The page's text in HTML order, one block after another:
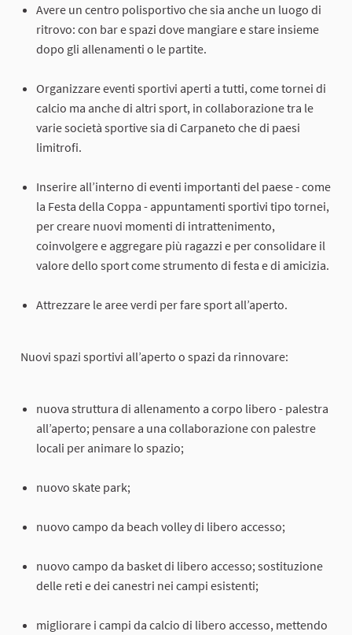
Avere un centro polisportivo che sia anche un luogo di
ritrovo: con bar e spazi dove mangiare e stare insieme
dopo gli allenamenti o le partite.
Organizzare eventi sportivi aperti a tutti, come tornei di
calcio ma anche di altri sport, in collaborazione tra le
varie società sportive sia di Carpaneto che di paesi
limitrofi.
Inserire all’interno di eventi importanti del paese - come
la Festa della Coppa - appuntamenti sportivi tipo tornei,
per creare nuovi momenti di intrattenimento,
coinvolgere e aggregare più ragazzi e per consolidare il
valore dello sport come strumento di festa e di amicizia.
Attrezzare le aree verdi per fare sport all’aperto.
Nuovi spazi sportivi all’aperto o spazi da rinnovare:
nuova struttura di allenamento a corpo libero - palestra
all’aperto; pensare a una collaborazione con palestre
locali per animare lo spazio;
nuovo skate park;
nuovo campo da beach volley di libero accesso;
nuovo campo da basket di libero accesso; sostituzione
delle reti e dei canestri nei campi esistenti;
migliorare i campi da calcio di libero accesso, mettendo